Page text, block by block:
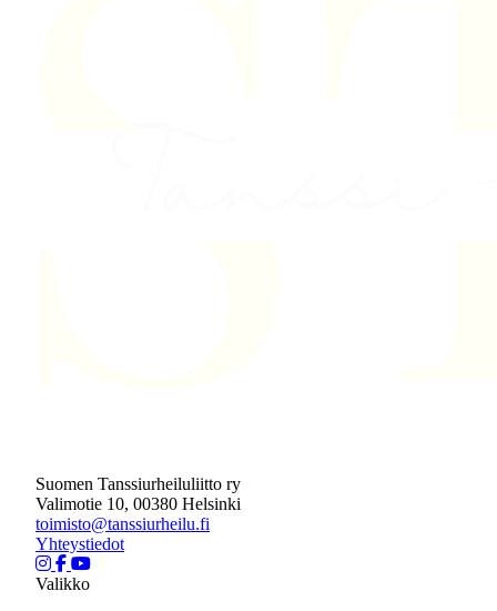
Suomen Tanssiurheiluliitto ry
Valimotie 10, 00380 Helsinki
toimisto@tanssiurheilu.fi
Yhteystiedot
Valikko